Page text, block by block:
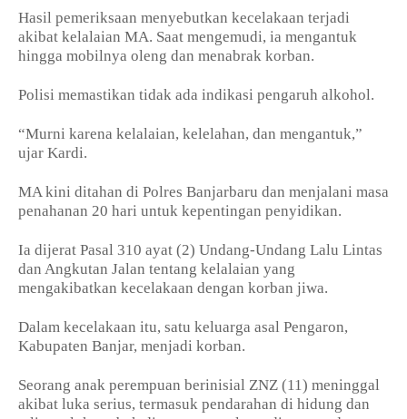
Hasil pemeriksaan menyebutkan kecelakaan terjadi
akibat kelalaian MA. Saat mengemudi, ia mengantuk
hingga mobilnya oleng dan menabrak korban.
Polisi memastikan tidak ada indikasi pengaruh alkohol.
“Murni karena kelalaian, kelelahan, dan mengantuk,”
ujar Kardi.
MA kini ditahan di Polres Banjarbaru dan menjalani masa
penahanan 20 hari untuk kepentingan penyidikan.
Ia dijerat Pasal 310 ayat (2) Undang-Undang Lalu Lintas
dan Angkutan Jalan tentang kelalaian yang
mengakibatkan kecelakaan dengan korban jiwa.
Dalam kecelakaan itu, satu keluarga asal Pengaron,
Kabupaten Banjar, menjadi korban.
Seorang anak perempuan berinisial ZNZ (11) meninggal
akibat luka serius, termasuk pendarahan di hidung dan